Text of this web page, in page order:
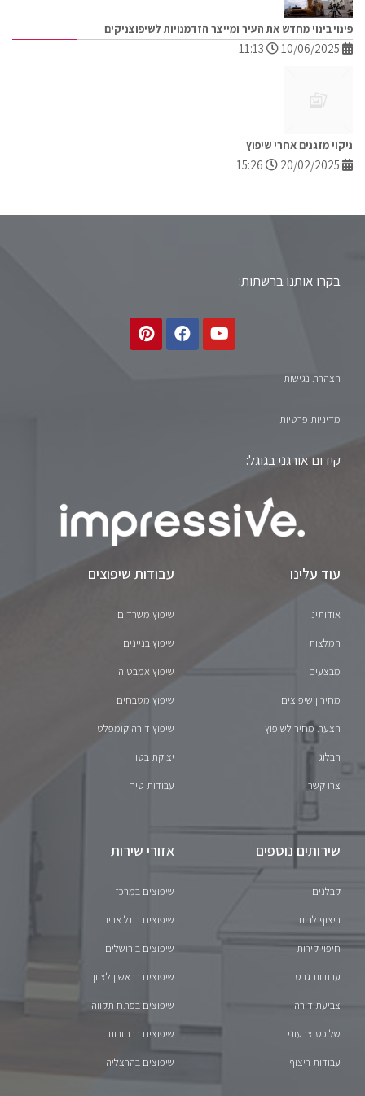
פינוי בינוי מחדש את העיר ומייצר הזדמנויות לשיפוצניקים
ניקוי מזגנים אחרי שיפוץ
בקרו אותנו ברשתות:
הצהרת נגישות
מדיניות פרטיות
קידום אורגני בגוגל:
עוד עלינו
אודותינו
המלצות
מבצעים
מחירון שיפוצים
הצעת מחיר לשיפוץ
הבלוג
צרו קשר
עבודות שיפוצים
שיפוץ משרדים
שיפוץ בניינים
שיפוץ אמבטיה
שיפוץ מטבחים
שיפוץ דירה קומפלט
יציקת בטון
עבודות טיח
שירותים נוספים
קבלנים
ריצוף לבית
חיפוי קירות
עבודות גבס
צביעת דירה
שליכט צבעוני
עבודות ריצוף
אזורי שירות
שיפוצים במרכז
שיפוצים בתל אביב
שיפוצים בירושלים
שיפוצים בראשון לציון
שיפוצים בפתח תקווה
שיפוצים ברחובות
שיפוצים בהרצליה